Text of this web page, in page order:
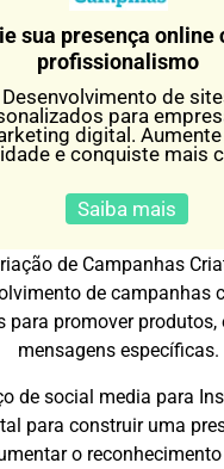
sua presença online
profissionalismo
Desenvolvimento de
para
digital. Aumente
e conquiste mais
Saiba mais
de Campanhas
de campanhas
para promover produtos,
mensagens específicas.
de social media para
para construir uma
o